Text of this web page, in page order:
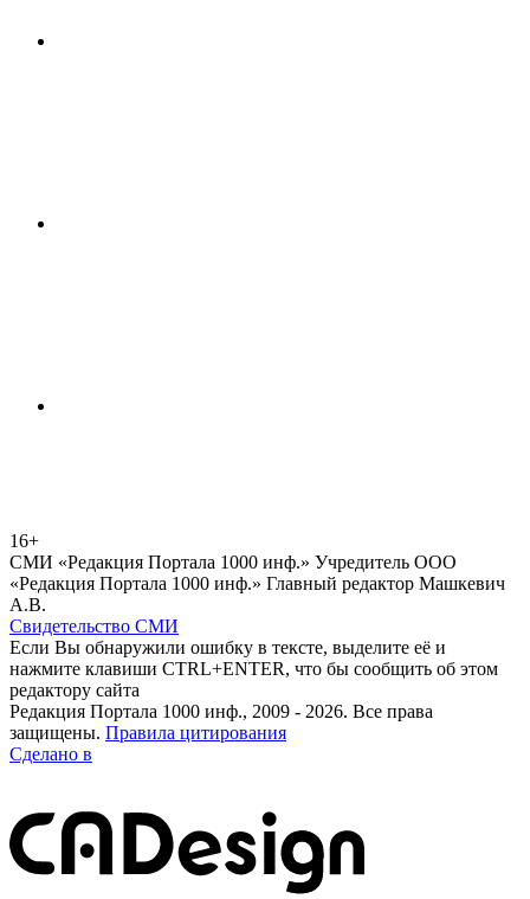
16+
СМИ «Редакция Портала 1000 инф.» Учредитель ООО
«Редакция Портала 1000 инф.» Главный редактор Машкевич
А.В.
Свидетельство СМИ
Если Вы обнаружили ошибку в тексте, выделите её и
нажмите клавиши CTRL+ENTER, что бы сообщить об этом
редактору сайта
Редакция Портала 1000 инф., 2009 - 2026. Все права
защищены. Правила цитирования
Сделано в